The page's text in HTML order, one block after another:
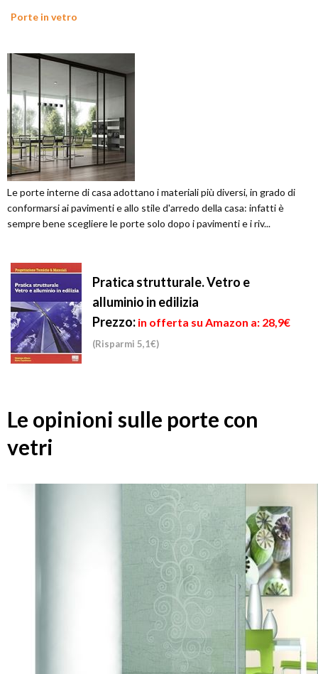
Porte in vetro
Le porte interne di casa adottano i materiali più diversi, in grado di
conformarsi ai pavimenti e allo stile d'arredo della casa: infatti è
sempre bene scegliere le porte solo dopo i pavimenti e i riv...
Pratica strutturale. Vetro e
alluminio in edilizia
Prezzo: in offerta su Amazon a: 28,9€
(Risparmi 5,1€)
Le opinioni sulle porte con
vetri